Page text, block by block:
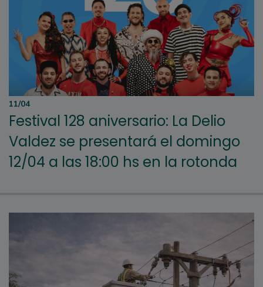
11/04
Festival 128 aniversario: La Delio
Valdez se presentará el domingo
12/04 a las 18:00 hs en la rotonda